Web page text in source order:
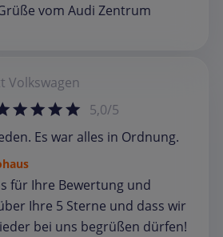
vom Audi Zentrum
Volkswagen
5,0/5
Es war alles in Ordnung.
für Ihre Bewertung und
Ihre 5 Sterne und dass wir
bei uns begrüßen dürfen!